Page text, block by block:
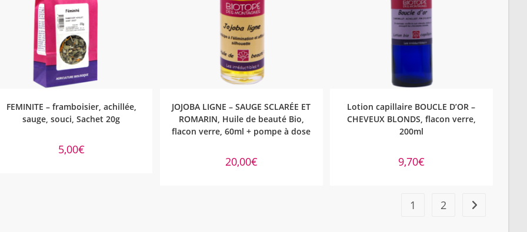
FEMINITE – framboisier, achillée,
sauge, souci, Sachet 20g
5,00€
JOJOBA LIGNE – SAUGE SCLARÉE ET
ROMARIN, Huile de beauté Bio,
flacon verre, 60ml + pompe à dose
20,00€
Lotion capillaire BOUCLE D’OR –
CHEVEUX BLONDS, flacon verre,
200ml
9,70€
1 2